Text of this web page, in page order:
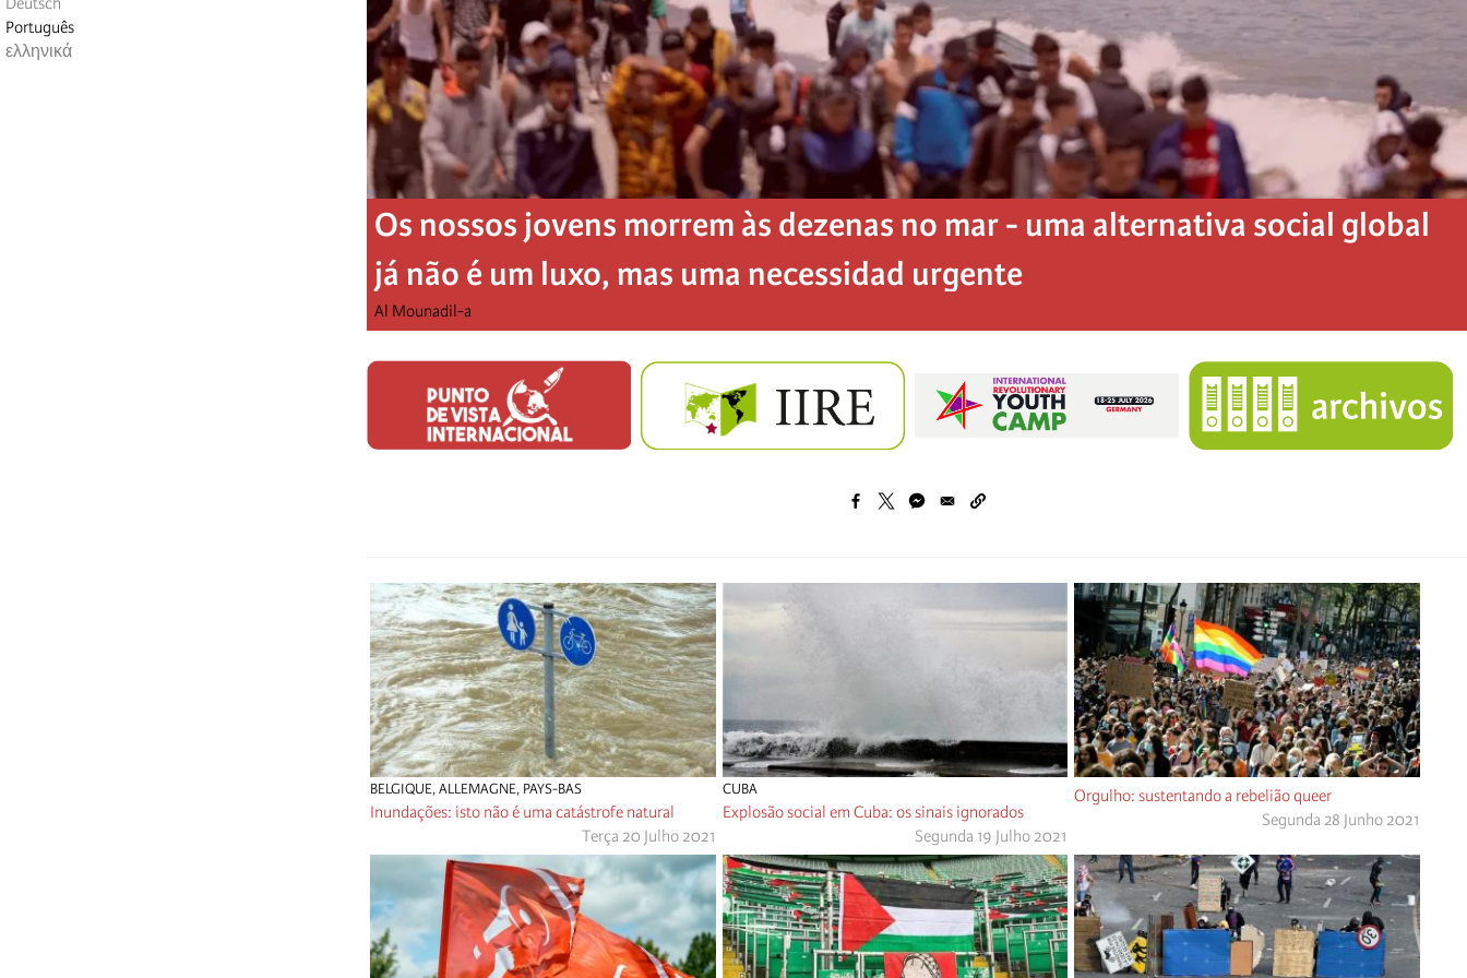
Português
ελληνικά
Os nossos jovens morrem às dezenas no mar - uma alternativa social global
já não é um luxo, mas uma necessidad urgente
Al Mounadil-a
BELGIQUE, ALLEMAGNE, PAYS-BAS
Inundações: isto não é uma catástrofe natural
Terça 20 Julho 2021
CUBA
Explosão social em Cuba: os sinais ignorados
Segunda 19 Julho 2021
Orgulho: sustentando a rebelião queer
Segunda 28 Junho 2021